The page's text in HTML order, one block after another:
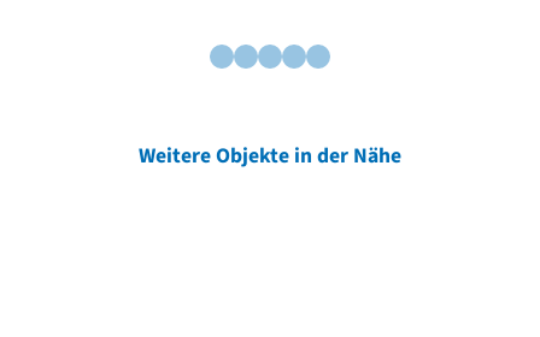
Weitere Objekte in der Nähe